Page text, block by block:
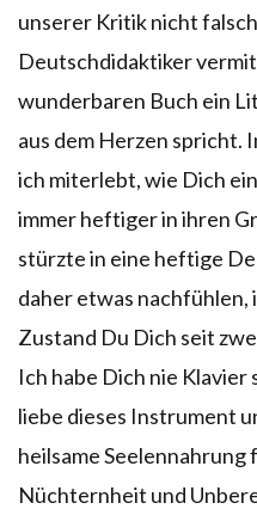
unserer Kritik nicht
Deutschdidaktiker
wunderbaren Buch ein
aus dem Herzen spricht.
ich miterlebt, wie Dich
immer heftiger in ihren
stürzte in eine heftige
daher etwas
Zustand Du Dich seit
Ich habe Dich nie Klavier
liebe dieses Instrument
heilsame
Nüchternheit und